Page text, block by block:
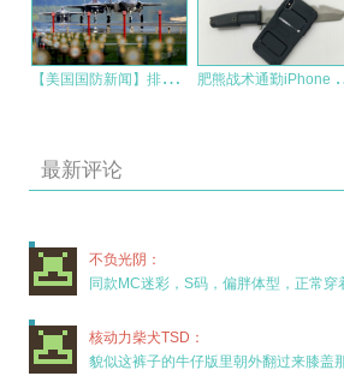
【
美国国防新闻】排查燃料管问题后，大部分F-35都已复飞 熊战术
最新评论
不负光阴：
同款MC迷彩，S码，偏胖体型，正常穿
核动力柴犬TSD：
貌似这裤子的牛仔版里朝外翻过来膝盖